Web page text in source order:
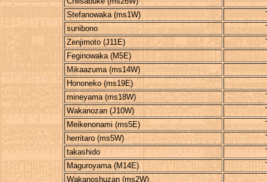
Stefanowaka (ms1W)
sunibono
Zenjimoto (J11E)
Feginowaka (M5E)
Mikaazuma (ms14W)
Hononeko (ms19E)
mineyama (ms18W)
Wakanozan (J10W)
Meikenonami (ms5E)
herritaro (ms5W)
takashido
Maguroyama (M14E)
Wakanoshuzan (ms2W)